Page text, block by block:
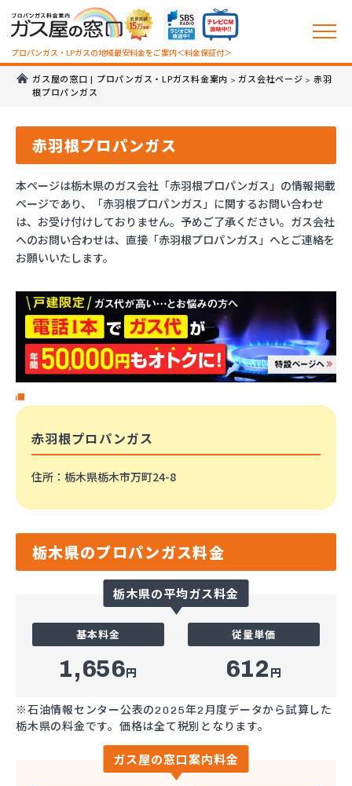
プロパンガス・LPガスの地域最安料金をご案内＜料金保証付＞
ガス屋の窓口 | プロパンガス・LPガス料金案内 >ガス会社ページ > 赤羽
根プロパンガス
赤羽根プロパンガス
本ページは栃木県のガス会社「赤羽根プロパンガス」の情報掲載
ページであり、「赤羽根プロパンガス」に関するお問い合わせ
は、お受け付けしておりません。予めご了承ください。ガス会社
へのお問い合わせは、直接「赤羽根プロパンガス」へとご連絡を
お願いいたします。
赤羽根プロパンガス
住所 ：栃木県栃木市万町24-8
栃木県のプロパンガス料金
栃木県の平均ガス料金
基本料金
1,656円
従量単価
612 円
※石油情報センター公表の2025年2月度データから試算した
栃木県の料金です。価格は全て税別となります。
ガス屋の窓口案内料金